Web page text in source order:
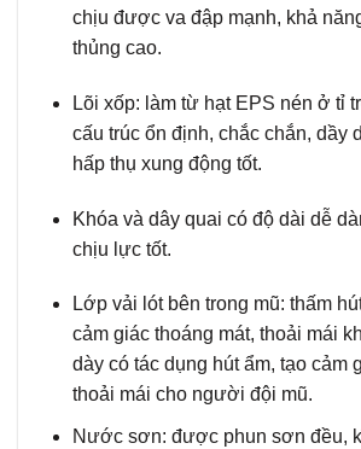
chịu được va đập mạnh, khả
thủng cao.
Lõi xốp: làm từ hạt EPS nén ở tỉ
cấu trúc ổn định, chắc chắn, dầy
hấp thụ xung động tốt.
Khóa và dây quai có độ dài dễ
chịu lực tốt.
Lớp vải lót bên trong mũ: thấm
cảm giác thoáng mát, thoải mái
dày có tác dụng hút ẩm, tạo cảm
thoải mái cho người đội mũ.
Nước sơn: được phun sơn đều,